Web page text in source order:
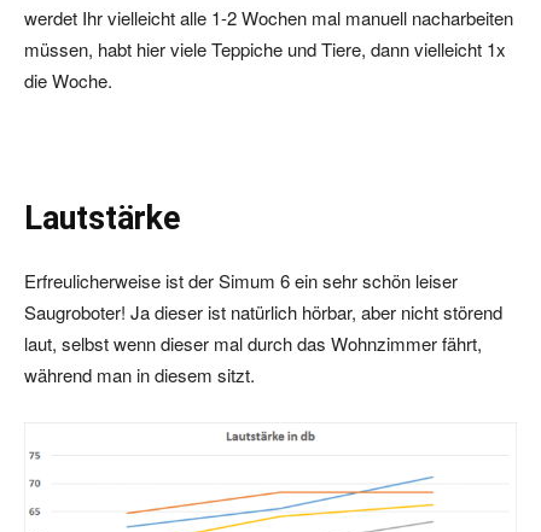
werdet Ihr vielleicht alle 1-2 Wochen mal manuell nacharbeiten
müssen, habt hier viele Teppiche und Tiere, dann vielleicht 1x
die Woche.
Lautstärke
Erfreulicherweise ist der Simum 6 ein sehr schön leiser
Saugroboter! Ja dieser ist natürlich hörbar, aber nicht störend
laut, selbst wenn dieser mal durch das Wohnzimmer fährt,
während man in diesem sitzt.